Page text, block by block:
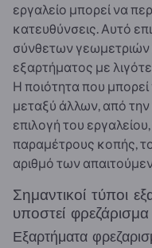
εργαλείο μπορεί να
κατευθύνσεις. Αυτό
σύνθετων
εξαρτήματος με
Η ποιότητα που μπορεί
μεταξύ άλλων, από
επιλογή του
παραμέτρους κοπής,
αριθμό των
Σημαντικοί τύποι
υποστεί
Εξαρτήματα